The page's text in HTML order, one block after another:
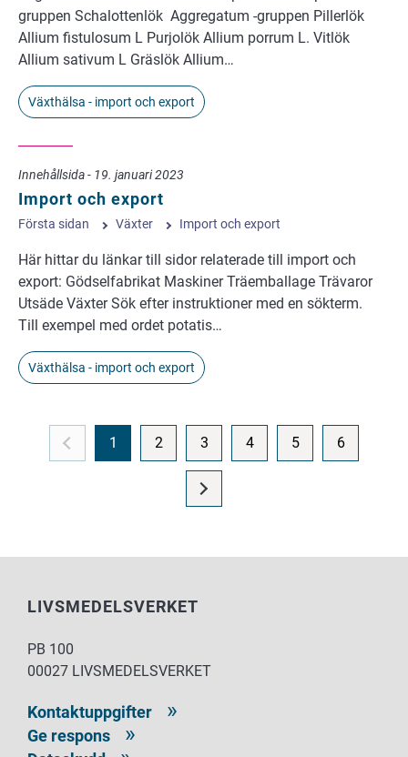
gruppen Schalottenlök Aggregatum -gruppen Pillerlök
Allium fistulosum L Purjolök Allium porrum L. Vitlök
Allium sativum L Gräslök Allium…
Växthälsa - import och export
Innehållsida - 19. januari 2023
Import och export
Första sidan Växter Import och export
Här hittar du länkar till sidor relaterade till import och
export: Gödselfabrikat Maskiner Träemballage Trävaror
Utsäde Växter Sök efter instruktioner med en sökterm.
Till exempel med ordet potatis…
Växthälsa - import och export
1 2 3 4 5 6
LIVSMEDELSVERKET
PB 100
00027 LIVSMEDELSVERKET
Kontaktuppgifter
Ge respons